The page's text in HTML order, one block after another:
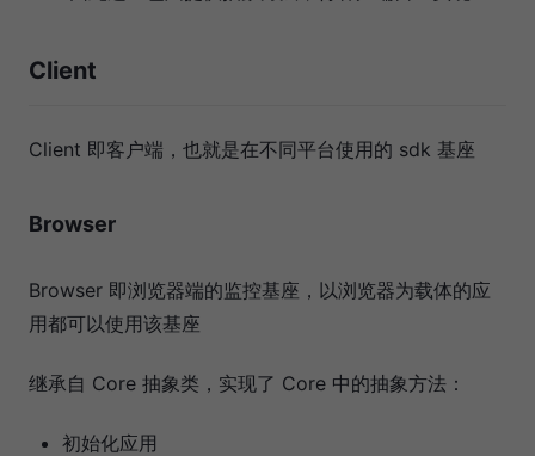
Client
Client 即客户端，也就是在不同平台使用的 sdk 基座
Browser
Browser 即浏览器端的监控基座，以浏览器为载体的应
用都可以使用该基座
继承自 Core 抽象类，实现了 Core 中的抽象方法：
初始化应用